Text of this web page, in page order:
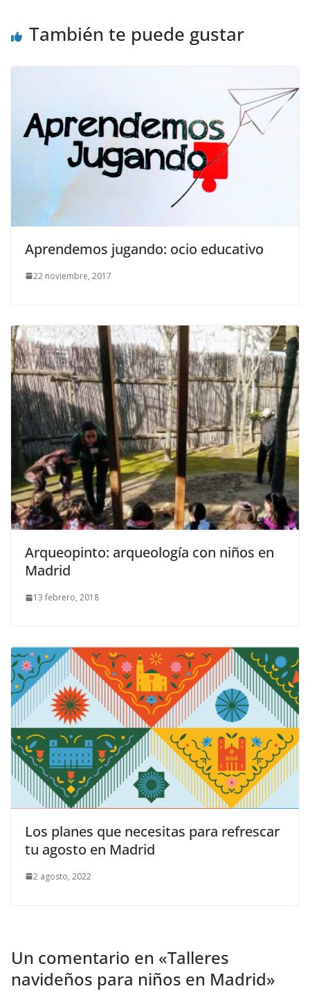
También te puede gustar
Aprendemos jugando: ocio educativo
22 noviembre, 2017
Arqueopinto: arqueología con niños en
Madrid
13 febrero, 2018
Los planes que necesitas para refrescar
tu agosto en Madrid
2 agosto, 2022
Un comentario en «Talleres
navideños para niños en Madrid»